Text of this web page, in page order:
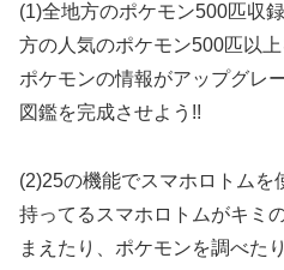
(1)全地方のポケモン500匹収
方の人気のポケモン500匹以上
ポケモンの情報がアップグレ
図鑑を完成させよう!!
(2)25の機能でスマホロトムを
持ってるスマホロトムがキミ
まえたり、ポケモンを調べた